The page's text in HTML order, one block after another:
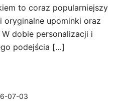
to coraz popularniejszy
oryginalne upominki oraz
dobie personalizacji i
podejścia […]
07-03